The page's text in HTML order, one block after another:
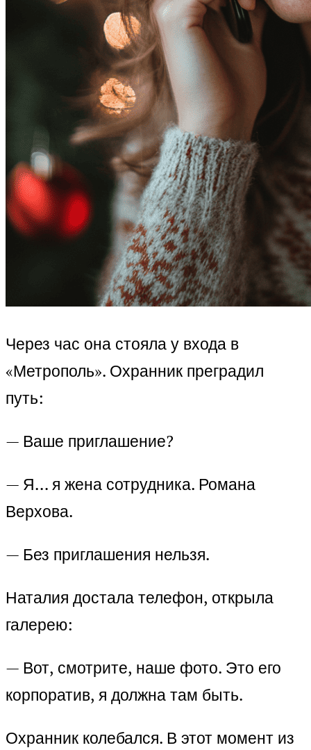
Через час она стояла у входа в
«Метрополь». Охранник преградил
путь:
— Ваше приглашение?
— Я… я жена сотрудника. Романа
Верхова.
— Без приглашения нельзя.
Наталия достала телефон, открыла
галерею:
— Вот, смотрите, наше фото. Это его
корпоратив, я должна там быть.
Охранник колебался. В этот момент из